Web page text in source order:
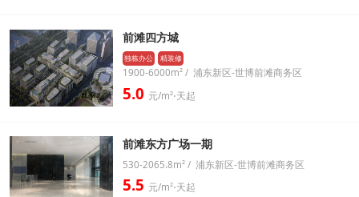
前滩四方城
独栋办公 精装修
1900-6000m² / 浦东新区-世博前滩商务区
5.0 元/m²⋅天起
前滩东方广场一期
530-2065.8m² / 浦东新区-世博前滩商务区
5.5 元/m²⋅天起